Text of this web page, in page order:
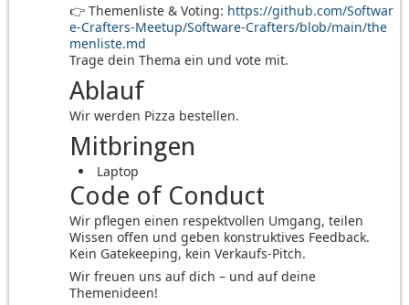
👉 Themenliste & Voting: https://github.com/Softwar
e-Crafters-Meetup/Software-Crafters/blob/main/the
menliste.md
Trage dein Thema ein und vote mit.
Ablauf
Wir werden Pizza bestellen.
Mitbringen
Laptop
Code of Conduct
Wir pflegen einen respektvollen Umgang, teilen
Wissen offen und geben konstruktives Feedback.
Kein Gatekeeping, kein Verkaufs-Pitch.
Wir freuen uns auf dich – und auf deine
Themenideen!